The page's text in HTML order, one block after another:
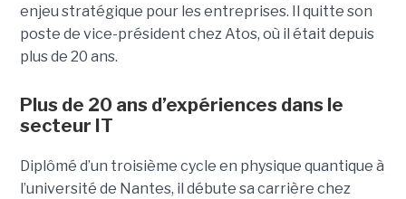
enjeu stratégique pour les entreprises. Il quitte son
poste de vice-président chez Atos, où il était depuis
plus de 20 ans.
Plus de 20 ans d’expériences dans le
secteur IT
Diplômé d’un troisième cycle en physique quantique à
l’université de Nantes, il débute sa carrière chez